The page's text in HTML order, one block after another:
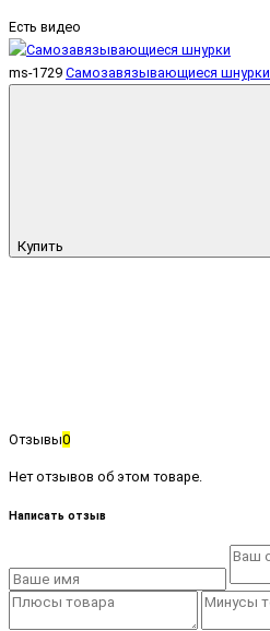
Есть видео
ms-1729 Самозавязывающиеся шнурки
Купить
Отзывы0
Нет отзывов об этом товаре.
Написать отзыв